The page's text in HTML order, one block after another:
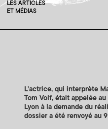
LES ARTICLES
ET MÉDIAS
L’actrice, qui interprète
Tom Volf, était appelée
Lyon à la demande du
dossier a été renvoyé au